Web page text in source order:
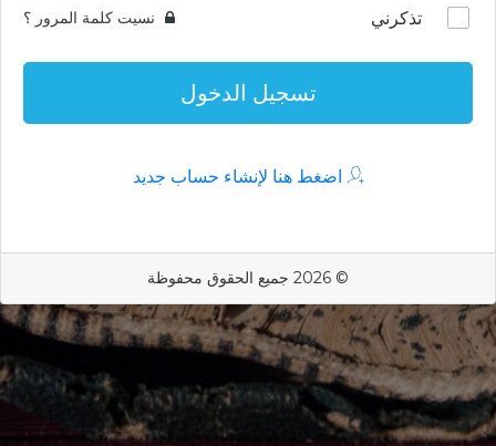
تذكرني نسيت كلمة المرور ؟
تسجيل الدخول
اضغط هنا لإنشاء حساب جديد
© 2026 جميع الحقوق محفوظة